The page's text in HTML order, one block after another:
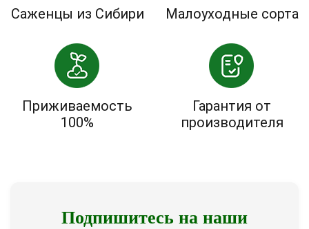
Саженцы из Сибири Малоуходные сорта
Приживаемость
100%
Гарантия от
производителя
Подпишитесь на наши